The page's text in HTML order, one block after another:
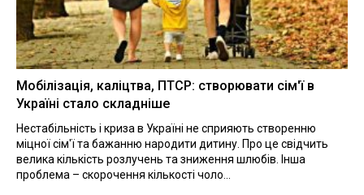
Мобілізація, каліцтва, ПТСР: створювати сім'ї в
Україні стало складніше
Нестабільність і криза в Україні не сприяють створенню
міцної сім'ї та бажанню народити дитину. Про це свідчить
велика кількість розлучень та зниження шлюбів. Інша
проблема – скорочення кількості чоло...